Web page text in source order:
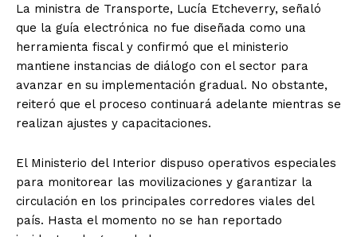
La ministra de Transporte, Lucía Etcheverry, señaló
que la guía electrónica no fue diseñada como una
herramienta fiscal y confirmó que el ministerio
mantiene instancias de diálogo con el sector para
avanzar en su implementación gradual. No obstante,
reiteró que el proceso continuará adelante mientras se
realizan ajustes y capacitaciones.
El Ministerio del Interior dispuso operativos especiales
para monitorear las movilizaciones y garantizar la
circulación en los principales corredores viales del
país. Hasta el momento no se han reportado